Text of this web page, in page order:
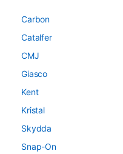
Carbon
Catalfer
CMJ
Giasco
Kent
Kristal
Skydda
Snap-On